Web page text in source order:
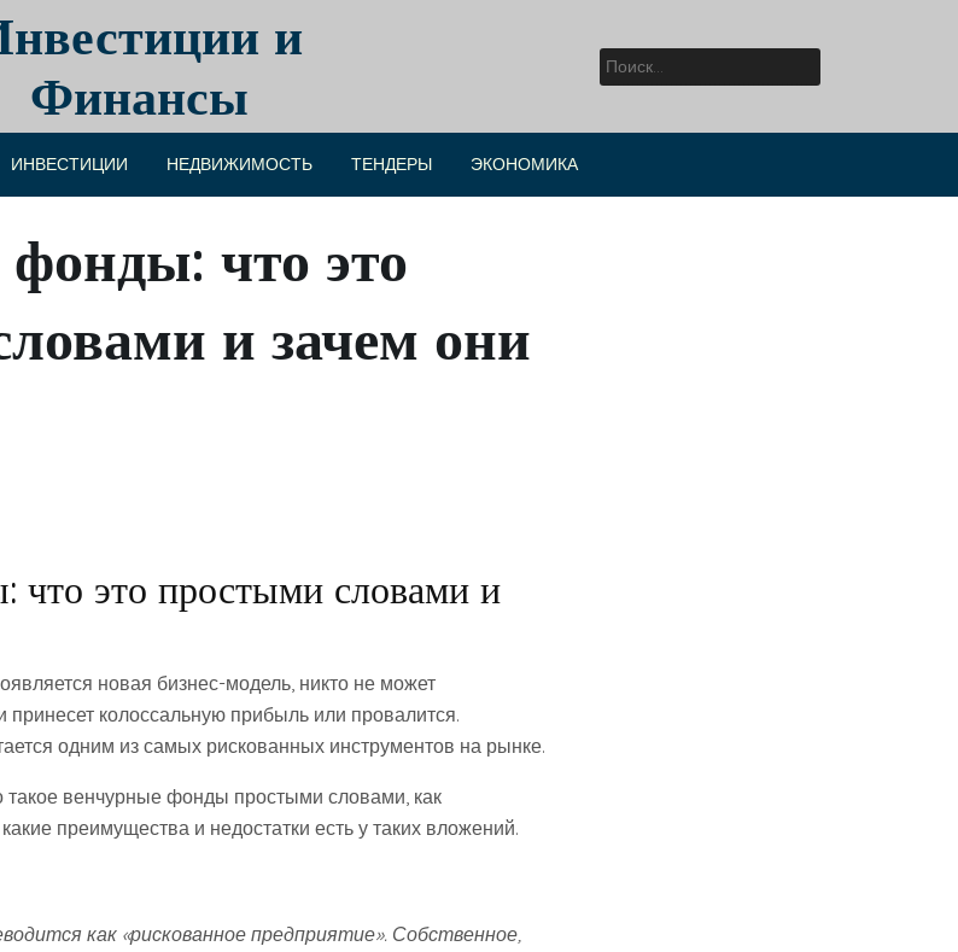
и
Финансы
Найти:
ИНВЕСТИЦИИ НЕДВИЖИМОСТЬ ТЕНДЕРЫ ЭКОНОМИКА
что это
и зачем они
что это простыми словами и
новая бизнес-модель, никто не может
принесет колоссальную прибыль или провалится.
одним из самых рискованных инструментов на рынке.
венчурные фонды простыми словами, как
преимущества и недостатки есть у таких вложений.
как «рискованное предприятие». Собственное,